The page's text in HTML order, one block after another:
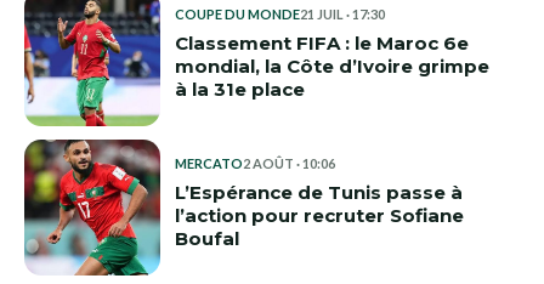
COUPE DU MONDE21 JUIL · 17:30
Classement FIFA : le Maroc 6e
mondial, la Côte d’Ivoire grimpe
à la 31e place
MERCATO2 AOÛT · 10:06
L’Espérance de Tunis passe à
l’action pour recruter Sofiane
Boufal